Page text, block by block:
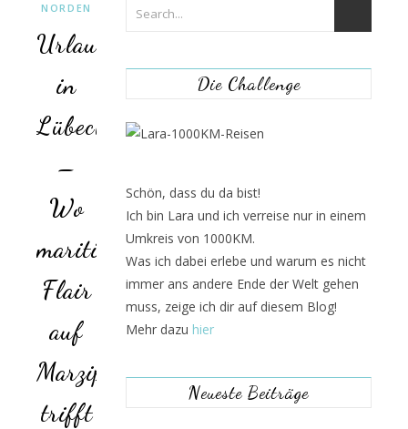
NORDEN
Urlaub
in
Lübeck
–
Wo
maritimer
Flair
auf
Marzipan
trifft
Die Challenge
Schön, dass du da bist!
Ich bin Lara und ich verreise nur in einem
Umkreis von 1000KM.
Was ich dabei erlebe und warum es nicht
immer ans andere Ende der Welt gehen
muss, zeige ich dir auf diesem Blog!
Mehr dazu hier
Neueste Beiträge